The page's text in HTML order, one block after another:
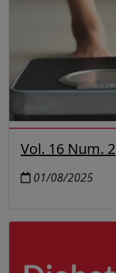
Vol. 16 Num. 2
01/08/2025